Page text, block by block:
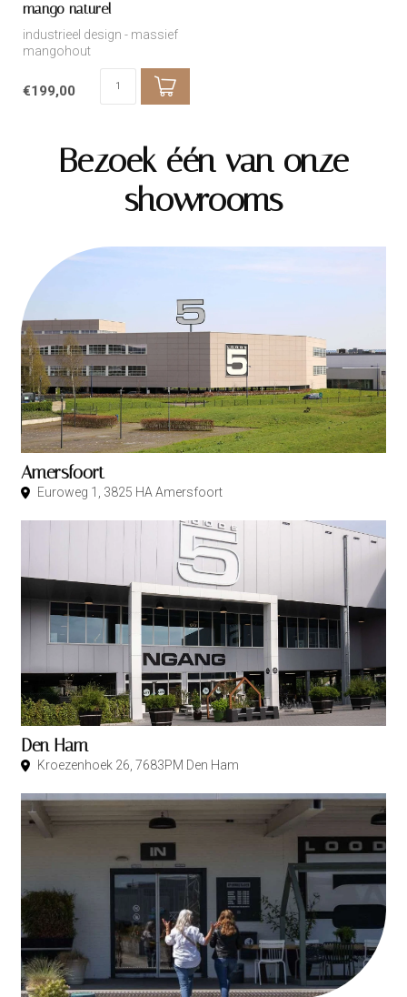
mango naturel
industrieel design - massief
mangohout
€199,00
Bezoek één van onze
showrooms
Amersfoort
Euroweg 1, 3825 HA Amersfoort
Den Ham
Kroezenhoek 26, 7683PM Den Ham